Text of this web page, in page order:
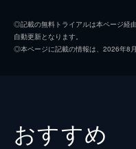
◎記載の無料トライアルは本ページ経
自動更新となります。
◎本ページに記載の情報は、2026年8月
おすすめ